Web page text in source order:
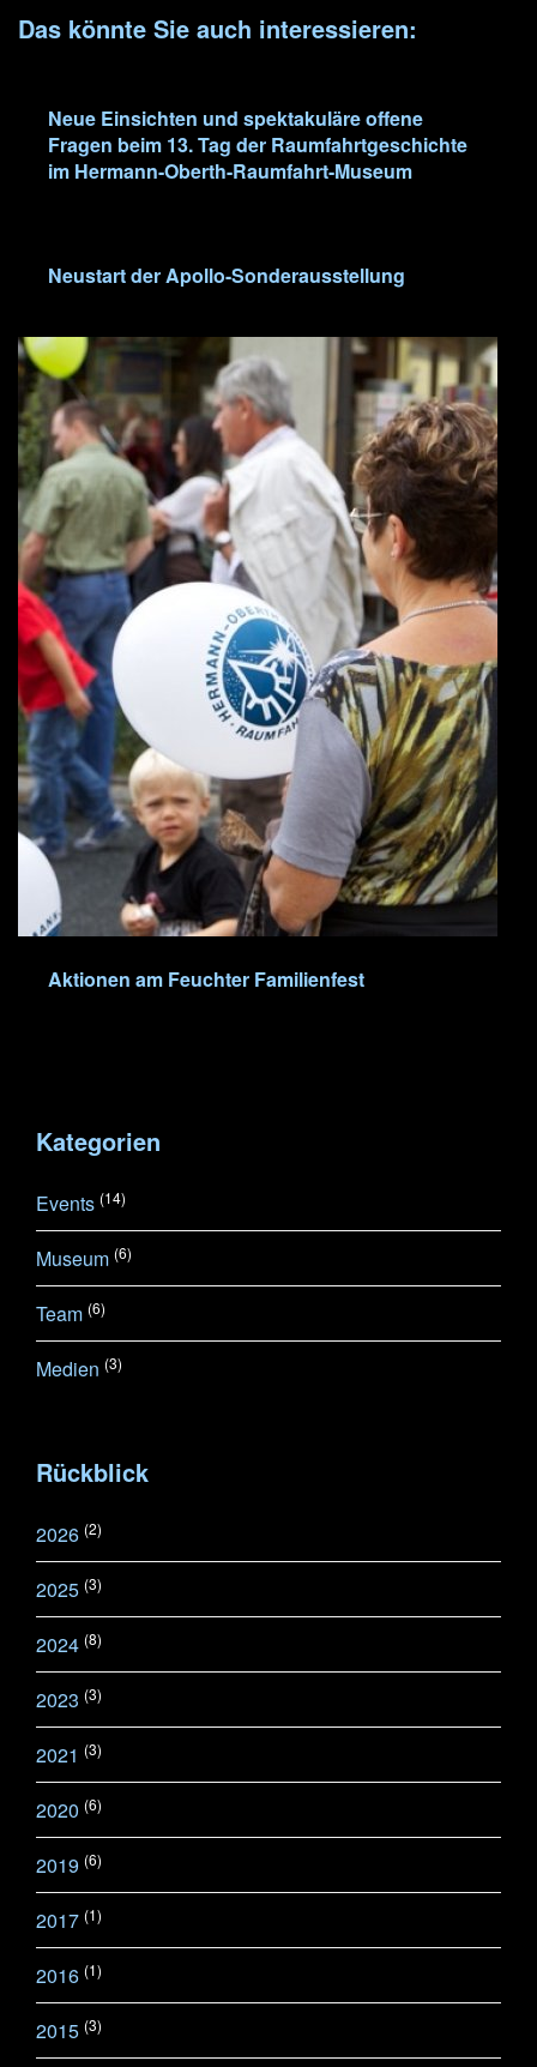
Das könnte Sie auch interessieren:
Neue Einsichten und spektakuläre offene
Fragen beim 13. Tag der Raumfahrtgeschichte
im Hermann-Oberth-Raumfahrt-Museum
Neustart der Apollo-Sonderausstellung
Aktionen am Feuchter Familienfest
Kategorien
Events (14)
Museum (6)
Team (6)
Medien (3)
Rückblick
2026 (2)
2025 (3)
2024 (8)
2023 (3)
2021 (3)
2020 (6)
2019 (6)
2017 (1)
2016 (1)
2015 (3)